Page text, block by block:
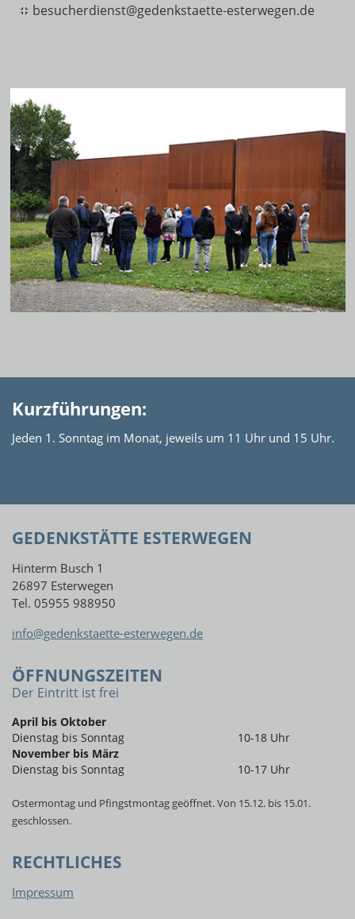
besucherdienst@gedenkstaette-esterwegen.de
Kurzführungen:
Jeden 1. Sonntag im Monat, jeweils um 11 Uhr und 15 Uhr.
GEDENKSTÄTTE ESTERWEGEN
Hinterm Busch 1
26897 Esterwegen
Tel. 05955 988950
info@gedenkstaette-esterwegen.de
ÖFFNUNGSZEITEN
Der Eintritt ist frei
April bis Oktober
Dienstag bis Sonntag
10-18 Uhr
November bis März
Dienstag bis Sonntag
10-17 Uhr
Ostermontag und Pfingstmontag geöffnet. Von 15.12. bis 15.01.
geschlossen.
RECHTLICHES
Impressum